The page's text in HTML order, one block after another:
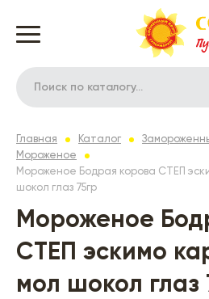
Главная Каталог
Мороженое
Мороженое Бодрая корова СТЕП
шокол глаз 75гр
Мороженое
СТЕП эскимо
мол шокол глаз